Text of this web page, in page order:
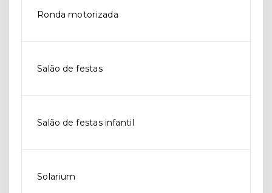
Ronda motorizada
Salão de festas
Salão de festas infantil
Solarium